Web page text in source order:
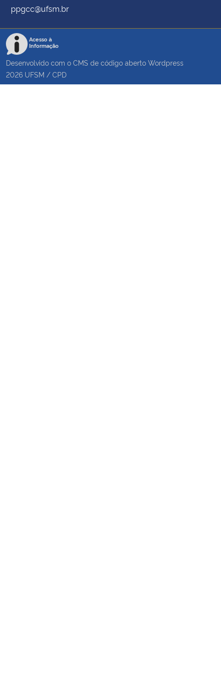
ppgcc@ufsm.br
Acesso à
Informação
Desenvolvido com o CMS de código aberto Wordpress
2026 UFSM / CPD